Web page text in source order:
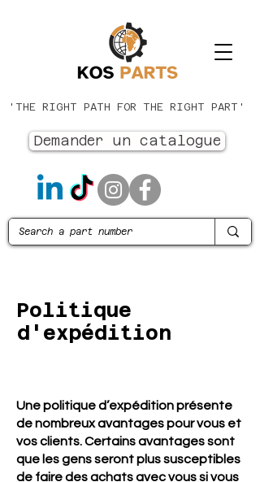
'THE RIGHT PATH FOR THE RIGHT PART'
Demander un catalogue
Politique
d'expédition
Une politique d’expédition présente
de nombreux avantages pour vous et
vos clients. Certains avantages sont
que les gens seront plus susceptibles
de faire des achats avec vous si vous